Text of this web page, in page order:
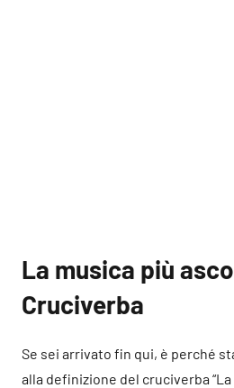
La musica più
Cruciverba
Se sei arrivato fin qui, è perché
alla definizione del cruciverba “La